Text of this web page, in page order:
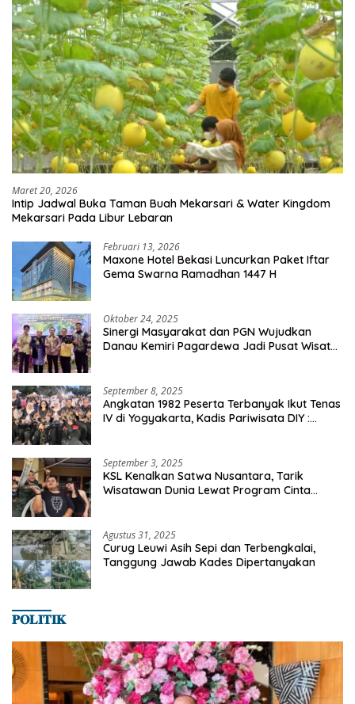
Maret 20, 2026
Intip Jadwal Buka Taman Buah Mekarsari & Water Kingdom
Mekarsari Pada Libur Lebaran
Februari 13, 2026
Maxone Hotel Bekasi Luncurkan Paket Iftar
Gema Swarna Ramadhan 1447 H
Oktober 24, 2025
Sinergi Masyarakat dan PGN Wujudkan
Danau Kemiri Pagardewa Jadi Pusat Wisata
September 8, 2025
Angkatan 1982 Peserta Terbanyak Ikut Tenas
IV di Yogyakarta, Kadis Pariwisata DIY :
September 3, 2025
KSL Kenalkan Satwa Nusantara, Tarik
Wisatawan Dunia Lewat Program Cinta
Agustus 31, 2025
Curug Leuwi Asih Sepi dan Terbengkalai,
Tanggung Jawab Kades Dipertanyakan
𝐏𝐎𝐋𝐈𝐓𝐈𝐊